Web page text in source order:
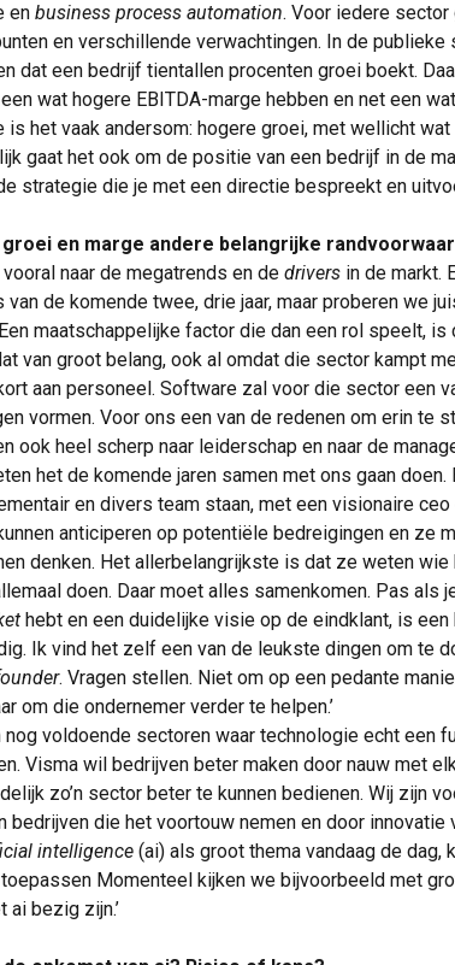
en business process automation. Voor iedere
en verschillende verwachtingen. In de publieke
dat een bedrijf tientallen procenten groei boekt.
wat hogere EBITDA-marge hebben en net een
het vaak andersom: hogere groei, met wellicht wat
gaat het ook om de positie van een bedrijf in de
strategie die je met een directie bespreekt en
en marge andere belangrijke
vooral naar de megatrends en de drivers in de markt.
de komende twee, drie jaar, maar proberen we
maatschappelijke factor die dan een rol speelt, is
van groot belang, ook al omdat die sector kampt
aan personeel. Software zal voor die sector een
vormen. Voor ons een van de redenen om erin te
ook heel scherp naar leiderschap en naar de
het de komende jaren samen met ons gaan doen.
en divers team staan, met een visionaire ceo
anticiperen op potentiële bedreigingen en ze
denken. Het allerbelangrijkste is dat ze weten wie
doen. Daar moet alles samenkomen. Pas als
hebt en een duidelijke visie op de eindklant, is een
Ik vind het zelf een van de leukste dingen om te
. Vragen stellen. Niet om op een pedante
om die ondernemer verder te helpen.’
nog voldoende sectoren waar technologie echt een
Visma wil bedrijven beter maken door nauw met
zo’n sector beter te kunnen bedienen. Wij zijn
bedrijven die het voortouw nemen en door innovatie
intelligence (ai) als groot thema vandaag de dag,
Momenteel kijken we bijvoorbeeld met
ai bezig zijn.’